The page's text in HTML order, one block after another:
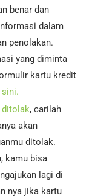
benar dan
dalam
penolakan.
yang diminta
kartu kredit
sini.
ditolak, carilah
akan
ditolak.
kamu bisa
lagi di
nya jika kartu